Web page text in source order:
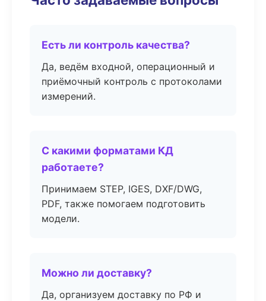
Есть ли контроль качества?
Да, ведём входной, операционный и
приёмочный контроль с протоколами
измерений.
С какими форматами КД
работаете?
Принимаем STEP, IGES, DXF/DWG,
PDF, также помогаем подготовить
модели.
Можно ли доставку?
Да, организуем доставку по РФ и